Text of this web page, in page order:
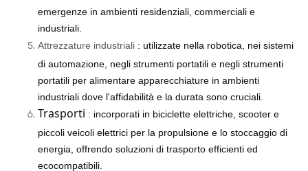
emergenze in ambienti residenziali, commerciali e
industriali.
Attrezzature industriali : utilizzate nella robotica, nei sistemi
di automazione, negli strumenti portatili e negli strumenti
portatili per alimentare apparecchiature in ambienti
industriali dove l'affidabilità e la durata sono cruciali.
Trasporti : incorporati in biciclette elettriche, scooter e
piccoli veicoli elettrici per la propulsione e lo stoccaggio di
energia, offrendo soluzioni di trasporto efficienti ed
ecocompatibili.